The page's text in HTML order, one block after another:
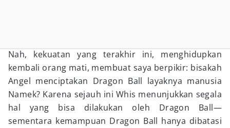
Nah, kekuatan yang terakhir ini, menghidupkan
kembali orang mati, membuat saya berpikir: bisakah
Angel menciptakan Dragon Ball layaknya manusia
Namek? Karena sejauh ini Whis menunjukkan segala
hal yang bisa dilakukan oleh Dragon Ball—
sementara kemampuan Dragon Ball hanya dibatasi